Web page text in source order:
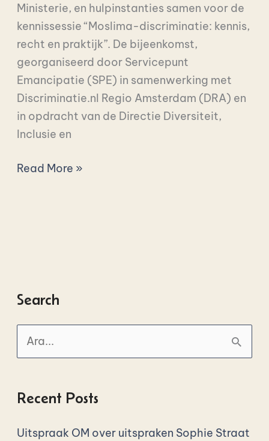
Ministerie, en hulpinstanties samen voor de
kennissessie “Moslima-discriminatie: kennis,
recht en praktijk”. De bijeenkomst,
georganiseerd door Servicepunt
Emancipatie (SPE) in samenwerking met
Discriminatie.nl Regio Amsterdam (DRA) en
in opdracht van de Directie Diversiteit,
Inclusie en
Read More »
Search
ı
Recent Posts
Uitspraak OM over uitspraken Sophie Straat